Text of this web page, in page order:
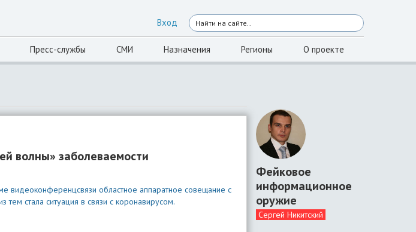
Вход
Пресс-службы СМИ Назначения Регионы О проекте
волны» заболеваемости
видеоконференцсвязи областное аппаратное совещание с
стала ситуация в связи с коронавирусом.
Фейковое
информационное
оружие
Сергей Никитский